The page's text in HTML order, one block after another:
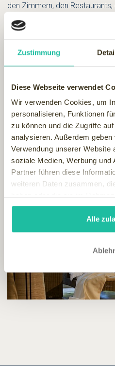
Zustimmung
Diese Webseite verwendet
Wir verwenden Cookies, um
personalisieren, Funktionen
zu können und die Zugriffe
analysieren. Außerdem
Verwendung unserer Website
soziale Medien, Werbung und
Partner führen diese
weiteren Daten zusammen,
gesammelt haben.
Alle
den Zimmern, den
großzügige Gestaltung wurde
Natürlich auch im komplett
Massagen und kosmetischen
lassen, wobei die Produkte von
Wer das zu zweit genießen
„Honeymoon“, eine
Stempelmassage,
vielem mehr.
Schwimmbegeisterte
dem großen Indoor-Pool. Und
Saunalandschaft.Übrigens:In
man sich am besten
in die wenige Meter entfernte
SpaInside.)